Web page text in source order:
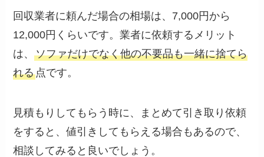
回収業者に頼んだ場合の相場は、7,000円から
12,000円くらいです。業者に依頼するメリット
は、ソファだけでなく他の不要品も一緒に捨てら
れる点です。
見積もりしてもらう時に、まとめて引き取り依頼
をすると、値引きしてもらえる場合もあるので、
相談してみると良いでしょう。